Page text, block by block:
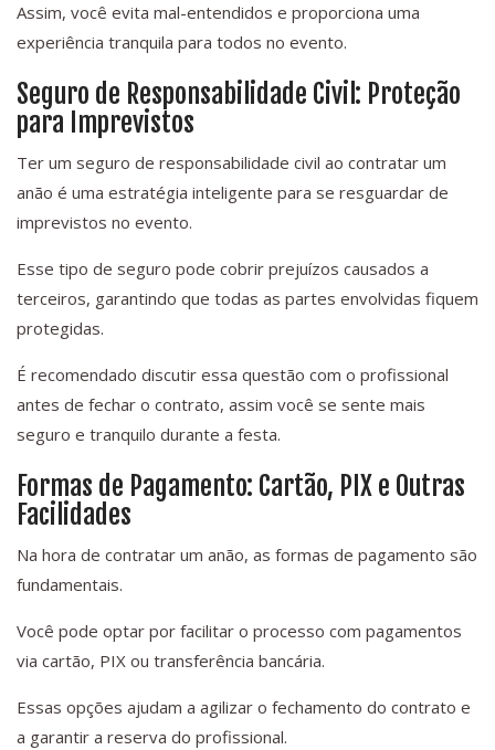
Assim, você evita mal-entendidos e proporciona uma
experiência tranquila para todos no evento.
Seguro de Responsabilidade Civil: Proteção
para Imprevistos
Ter um seguro de responsabilidade civil ao contratar um
anão é uma estratégia inteligente para se resguardar de
imprevistos no evento.
Esse tipo de seguro pode cobrir prejuízos causados a
terceiros, garantindo que todas as partes envolvidas fiquem
protegidas.
É recomendado discutir essa questão com o profissional
antes de fechar o contrato, assim você se sente mais
seguro e tranquilo durante a festa.
Formas de Pagamento: Cartão, PIX e Outras
Facilidades
Na hora de contratar um anão, as formas de pagamento são
fundamentais.
Você pode optar por facilitar o processo com pagamentos
via cartão, PIX ou transferência bancária.
Essas opções ajudam a agilizar o fechamento do contrato e
a garantir a reserva do profissional.